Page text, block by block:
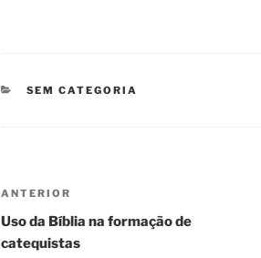
CATEGORIAS
SEM CATEGORIA
Navegação
de
artigos
Conteúdo
anterior
ANTERIOR
Uso da Bíblia na formação de
catequistas